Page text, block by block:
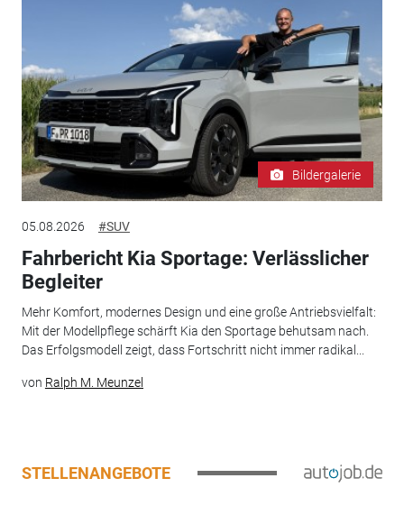
Bildergalerie
05.08.2026 #SUV
Fahrbericht Kia Sportage: Verlässlicher
Begleiter
Mehr Komfort, modernes Design und eine große Antriebsvielfalt:
Mit der Modellpflege schärft Kia den Sportage behutsam nach.
Das Erfolgsmodell zeigt, dass Fortschritt nicht immer radikal...
von Ralph M. Meunzel
STELLENANGEBOTE